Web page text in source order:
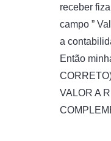
receber
campo ”
a
Então
VALOR A